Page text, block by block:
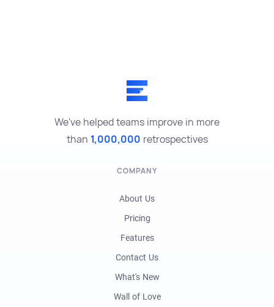
We've helped teams improve in more
than 1,000,000 retrospectives
COMPANY
About Us
Pricing
Features
Contact Us
What's New
Wall of Love